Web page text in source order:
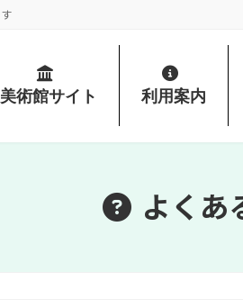
美術館サイト 利用案内
よくあ